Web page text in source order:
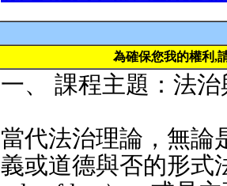
為確保您我的權利,
一、 課程主題：法
當代法治理論，無論
義或道德與否的形式